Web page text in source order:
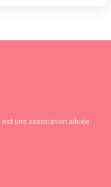
est une association située